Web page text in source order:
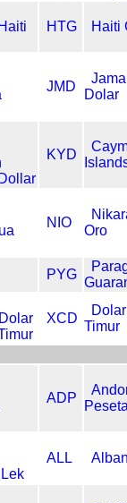
HTG Haiti
JMD
Dolar
KYD
NIO
Oro
PYG
XCD
Timur
ADP
ALL